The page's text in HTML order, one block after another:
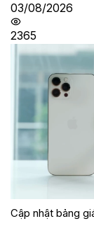
03/08/2026
2365
Cập nhật bảng